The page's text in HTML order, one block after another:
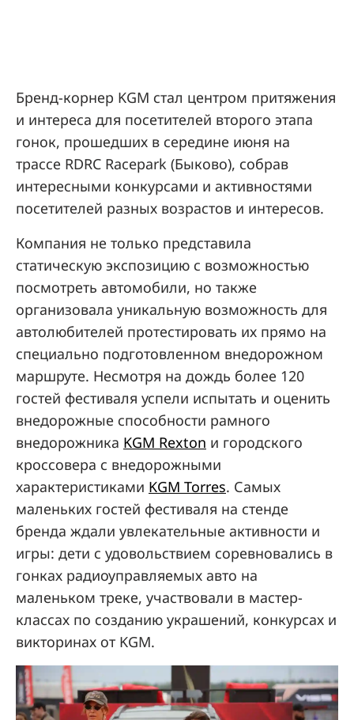
Бренд-корнер KGM стал центром притяжения
и интереса для посетителей второго этапа
гонок, прошедших в середине июня на
трассе RDRC Racepark (Быково), собрав
интересными конкурсами и активностями
посетителей разных возрастов и интересов.
Компания не только представила
статическую экспозицию с возможностью
посмотреть автомобили, но также
организовала уникальную возможность для
автолюбителей протестировать их прямо на
специально подготовленном внедорожном
маршруте. Несмотря на дождь более 120
гостей фестиваля успели испытать и оценить
внедорожные способности рамного
внедорожника KGM Rexton и городского
кроссовера с внедорожными
характеристиками KGM Torres. Самых
маленьких гостей фестиваля на стенде
бренда ждали увлекательные активности и
игры: дети с удовольствием соревновались в
гонках радиоуправляемых авто на
маленьком треке, участвовали в мастер-
классах по созданию украшений, конкурсах и
викторинах от KGM.